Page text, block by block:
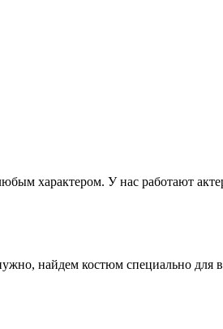
характером. У нас работают
найдем костюм специально для